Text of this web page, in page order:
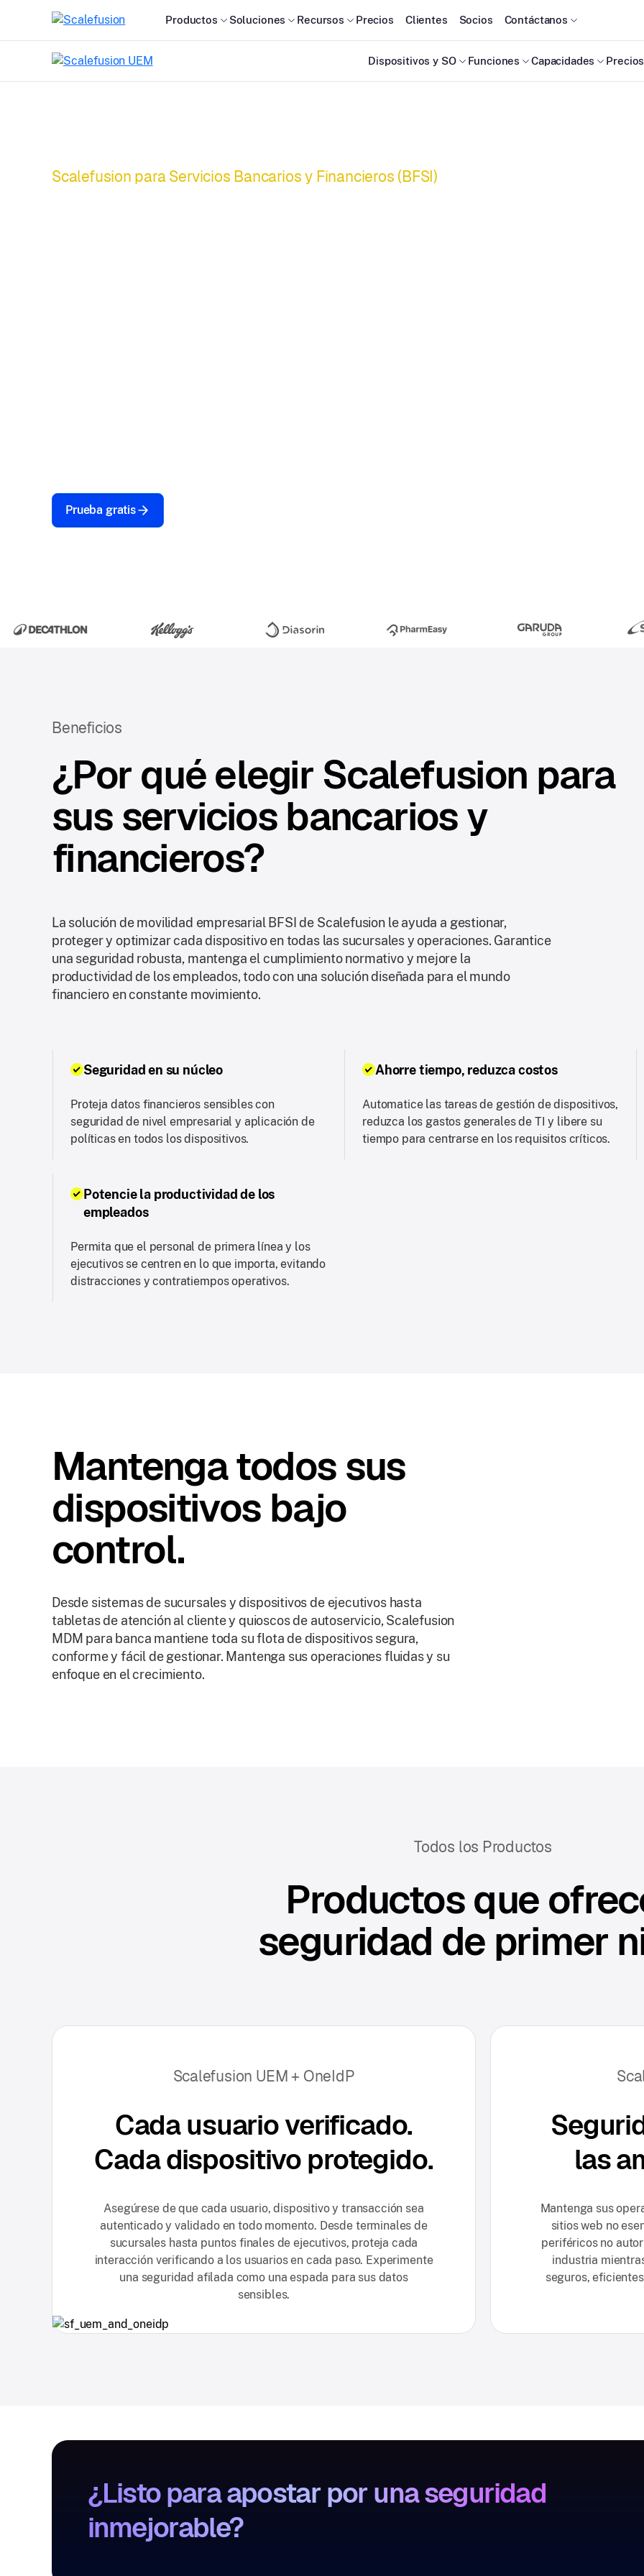
Productos Soluciones Recursos Precios Clientes Socios Contáctanos
Dispositivos y SO Funciones Capacidades Precios
Scalefusion para Servicios Bancarios y Financieros (BFSI)
Prueba gratis
Beneficios
¿Por qué elegir Scalefusion para
sus servicios bancarios y
financieros?
La solución de movilidad empresarial BFSI de Scalefusion le ayuda a gestionar,
proteger y optimizar cada dispositivo en todas las sucursales y operaciones. Garantice
una seguridad robusta, mantenga el cumplimiento normativo y mejore la
productividad de los empleados, todo con una solución diseñada para el mundo
financiero en constante movimiento.
Seguridad en su núcleo
Proteja datos financieros sensibles con
seguridad de nivel empresarial y aplicación de
políticas en todos los dispositivos.
Ahorre tiempo, reduzca costos
Automatice las tareas de gestión de dispositivos,
reduzca los gastos generales de TI y libere su
tiempo para centrarse en los requisitos críticos.
Potencie la productividad de los
empleados
Permita que el personal de primera línea y los
ejecutivos se centren en lo que importa, evitando
distracciones y contratiempos operativos.
Mantenga todos sus
dispositivos bajo
control.
Desde sistemas de sucursales y dispositivos de ejecutivos hasta
tabletas de atención al cliente y quioscos de autoservicio, Scalefusion
MDM para banca mantiene toda su flota de dispositivos segura,
conforme y fácil de gestionar. Mantenga sus operaciones fluidas y su
enfoque en el crecimiento.
Todos los Productos
Productos que
seguridad de primer
Scalefusion UEM + OneIdP
Cada usuario verificado.
Cada dispositivo protegido.
Asegúrese de que cada usuario, dispositivo y transacción sea
autenticado y validado en todo momento. Desde terminales de
sucursales hasta puntos finales de ejecutivos, proteja cada
interacción verificando a los usuarios en cada paso. Experimente
una seguridad afilada como una espada para sus datos
sensibles.
las
Mantenga sus
sitios web no
periféricos no
industria
seguros,
¿Listo para apostar por una seguridad
inmejorable?